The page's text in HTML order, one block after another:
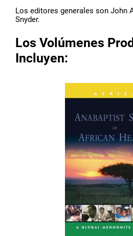
Los editores generales son John
Snyder.
Los Volúmenes
Incluyen: